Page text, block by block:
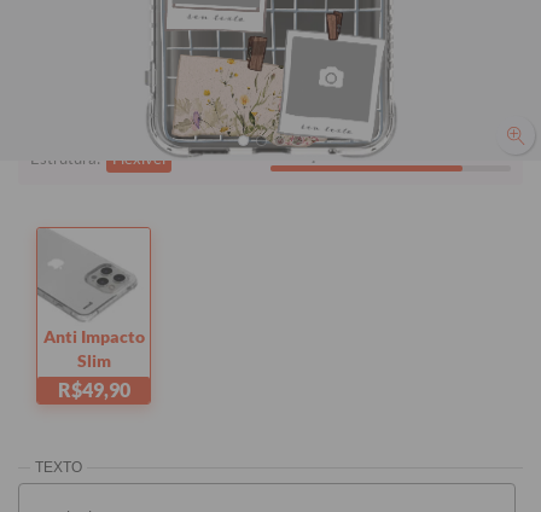
seu texto
seu texto
Quer checar se está comprando o modelo certo?
Clique aqui!
i Tem dúvidas sobre as capas?
Estrutura: Flexível Proteção: Alta
Anti Impacto
Slim
R$49,90